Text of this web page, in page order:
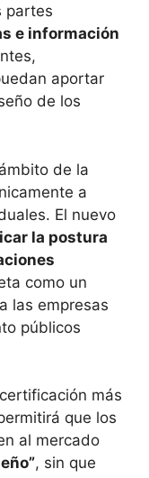
partes
e información
aportar
de los
de la
a
El nuevo
la postura
como un
las empresas
públicos
más
que los
al mercado
, sin que